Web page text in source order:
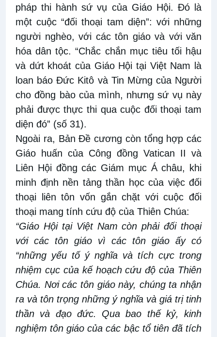
pháp thi hành sứ vụ của Giáo Hội. Đó là
một cuộc “đối thoại tam diện”: với những
người nghèo, với các tôn giáo và với văn
hóa dân tộc. “Chắc chắn mục tiêu tối hậu
và dứt khoát của Giáo Hội tại Việt Nam là
loan báo Đức Kitô và Tin Mừng của Người
cho đồng bào của mình, nhưng sứ vụ này
phải được thực thi qua cuộc đối thoại tam
diện đó” (số 31).
Ngoài ra, Bản Đề cương còn tổng hợp các
Giáo huấn của Công đồng Vatican II và
Liên Hội đồng các Giám mục Á châu, khi
minh định nền tảng thần học của việc đối
thoại liên tôn vốn gắn chặt với cuộc đối
thoại mang tính cứu độ của Thiên Chúa:
“Giáo Hội tại Việt Nam còn phải đối thoại
với các tôn giáo vì các tôn giáo ấy có
“những yếu tố ý nghĩa và tích cực trong
nhiệm cục của kế hoạch cứu độ của Thiên
Chúa. Nơi các tôn giáo này, chúng ta nhận
ra và tôn trọng những ý nghĩa và giá trị tinh
thần và đạo đức. Qua bao thế kỷ, kinh
nghiệm tôn giáo của các bậc tổ tiên đã tích